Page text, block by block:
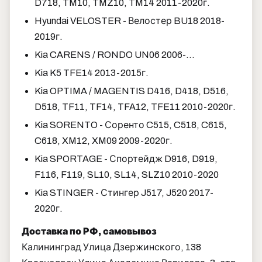
D718, TM10, TMZ10, TM14 2011-2020г.
Hyundai VELOSTER - Велостер BU18 2018-
2019г.
Kia CARENS / RONDO UN06 2006-...
Kia K5 TFE14 2013-2015г.
Kia OPTIMA / MAGENTIS D416, D418, D516,
D518, TF11, TF14, TFA12, TFE11 2010-2020г.
Kia SORENTO - Соренто C515, C518, C615,
C618, XM12, XM09 2009-2020г.
Kia SPORTAGE - Спортейдж D916, D919,
F116, F119, SL10, SL14, SLZ10 2010-2020
Kia STINGER - Стингер J517, J520 2017-
2020г.
Доставка по РФ, самовывоз
Калининград Улица Дзержинского, 138